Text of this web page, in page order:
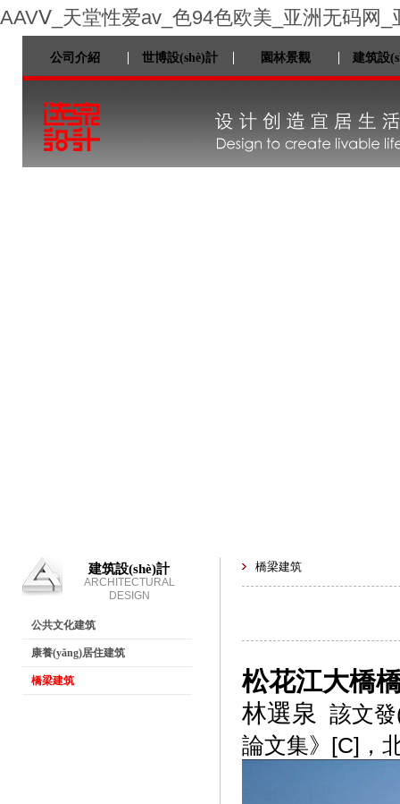
AAVⅤ_天堂性爱av_色94色欧美_亚洲无码网_
公司介紹 世博設(shè)計 園林景觀 建筑設
建筑設(shè)計
ARCHITECTURAL
DESIGN
公共文化建筑
康養(yǎng)居住建筑
橋梁建筑
橋梁建筑
松花江大橋
林選泉
該文
論文集》[C]，